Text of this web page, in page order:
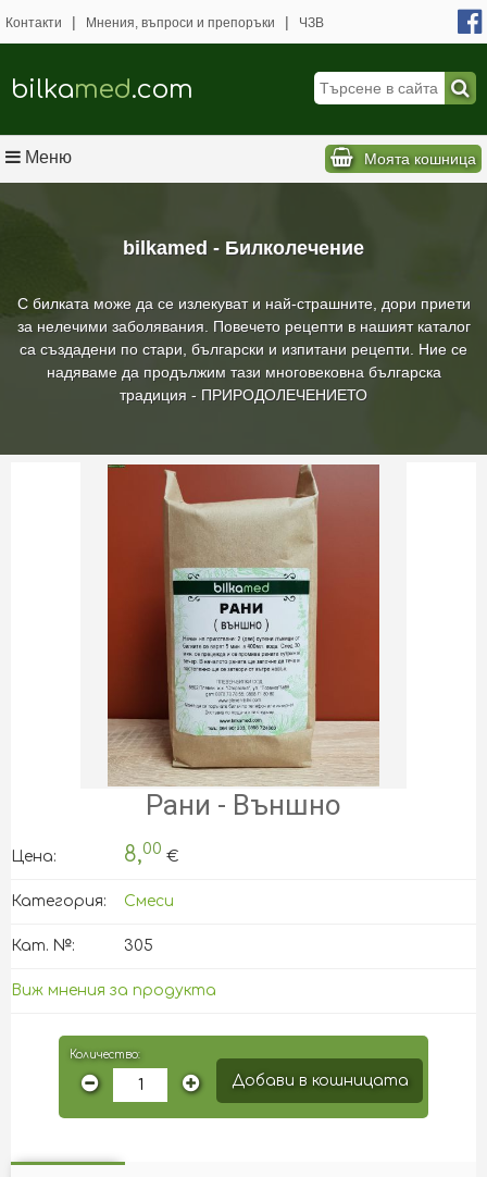
bilkamed - Билколечение
С билката може да се излекуват и най-страшните, дори приети
за нелечими заболявания. Повечето рецепти в нашият каталог
са създадени по стари, български и изпитани рецепти. Ние се
надяваме да продължим тази многовековна българска
традиция - ПРИРОДОЛЕЧЕНИЕТО
Контакти | Мнения, въпроси и препоръки | ЧЗВ
bilkamed.com
Меню Моята кошница
Рани - Външно
Цена: 8,00 €
Категория: Смеси
Кат. №: 305
Виж мнения за продукта
Количество:
Добави в кошницата